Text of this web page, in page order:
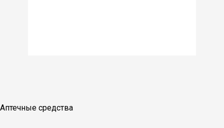
Аптечные средства